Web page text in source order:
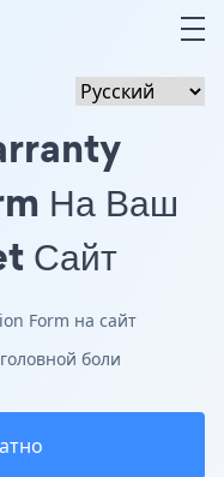
На Ваш
Сайт
Form на сайт
боли